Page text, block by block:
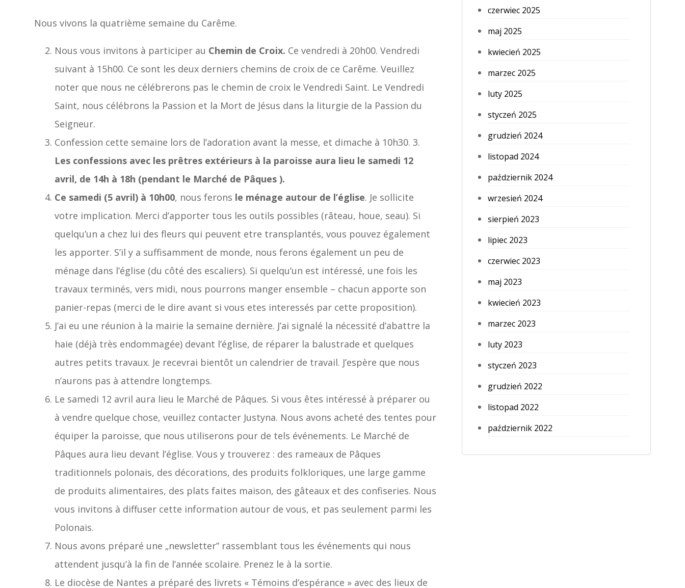
Nous vivons la quatrième semaine du Carême.
Nous vous invitons à participer au Chemin de Croix. Ce vendredi à 20h00. Vendredi
suivant à 15h00. Ce sont les deux derniers chemins de croix de ce Carême. Veuillez
noter que nous ne célébrerons pas le chemin de croix le Vendredi Saint. Le Vendredi
Saint, nous célébrons la Passion et la Mort de Jésus dans la liturgie de la Passion du
Seigneur.
Confession cette semaine lors de l’adoration avant la messe, et dimache à 10h30. 3.
Les confessions avec les prêtres extérieurs à la paroisse aura lieu le samedi 12
avril, de 14h à 18h (pendant le Marché de Pâques ).
Ce samedi (5 avril) à 10h00, nous ferons le ménage autour de l’église. Je sollicite
votre implication. Merci d’apporter tous les outils possibles (râteau, houe, seau). Si
quelqu’un a chez lui des fleurs qui peuvent etre transplantés, vous pouvez également
les apporter. S’il y a suffisamment de monde, nous ferons également un peu de
ménage dans l’église (du côté des escaliers). Si quelqu’un est intéressé, une fois les
travaux terminés, vers midi, nous pourrons manger ensemble – chacun apporte son
panier-repas (merci de le dire avant si vous etes interessés par cette proposition).
J’ai eu une réunion à la mairie la semaine dernière. J’ai signalé la nécessité d’abattre la
haie (déjà très endommagée) devant l’église, de réparer la balustrade et quelques
autres petits travaux. Je recevrai bientôt un calendrier de travail. J’espère que nous
n’aurons pas à attendre longtemps.
Le samedi 12 avril aura lieu le Marché de Pâques. Si vous êtes intéressé à préparer ou
à vendre quelque chose, veuillez contacter Justyna. Nous avons acheté des tentes pour
équiper la paroisse, que nous utiliserons pour de tels événements. Le Marché de
Pâques aura lieu devant l’église. Vous y trouverez : des rameaux de Pâques
traditionnels polonais, des décorations, des produits folkloriques, une large gamme
de produits alimentaires, des plats faites maison, des gâteaux et des confiseries. Nous
vous invitons à diffuser cette information autour de vous, et pas seulement parmi les
Polonais.
Nous avons préparé une „newsletter” rassemblant tous les événements qui nous
attendent jusqu’à la fin de l’année scolaire. Prenez le à la sortie.
Le diocèse de Nantes a préparé des livrets « Témoins d’espérance » avec des lieux de
czerwiec 2025
maj 2025
kwiecień 2025
marzec 2025
luty 2025
styczeń 2025
grudzień 2024
listopad 2024
październik 2024
wrzesień 2024
sierpień 2023
lipiec 2023
czerwiec 2023
maj 2023
kwiecień 2023
marzec 2023
luty 2023
styczeń 2023
grudzień 2022
listopad 2022
październik 2022